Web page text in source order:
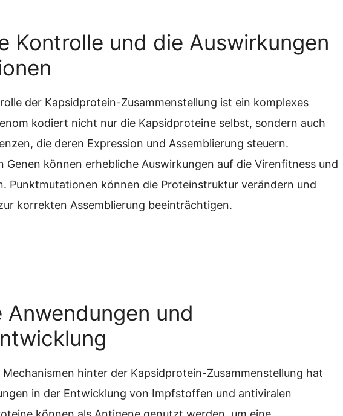
Kontrolle und die Auswirkungen
der Kapsidprotein-Zusammenstellung ist ein komplexes
kodiert nicht nur die Kapsidproteine selbst, sondern auch
die deren Expression und Assemblierung steuern.
Genen können erhebliche Auswirkungen auf die Virenfitness und
Punktmutationen können die Proteinstruktur verändern und
korrekten Assemblierung beeinträchtigen.
Anwendungen und
Mechanismen hinter der Kapsidprotein-Zusammenstellung hat
in der Entwicklung von Impfstoffen und antiviralen